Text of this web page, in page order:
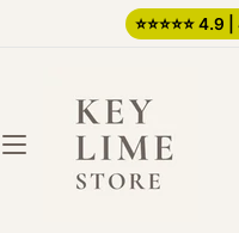
inhoud
⭐️⭐️⭐️⭐️⭐️